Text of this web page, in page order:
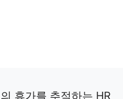
휴가를 추적하는 HR